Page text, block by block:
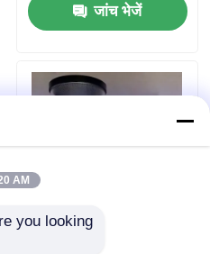
जांच भेजें
AM
you looking